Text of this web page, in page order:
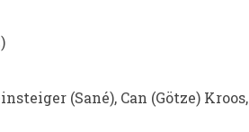
(Sané), Can (Götze) Kroos,